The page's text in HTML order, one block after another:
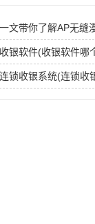
一文带你了解AP无缝
收银软件(收银软件哪
连锁收银系统(连锁收